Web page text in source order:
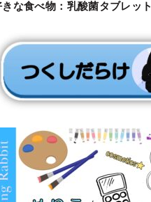
きな食べ物：乳酸菌タブレット